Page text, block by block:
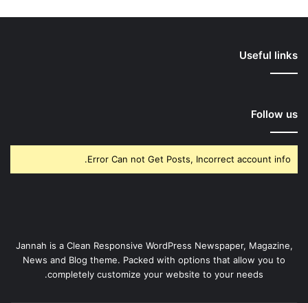
Useful links
Follow us
Error Can not Get Posts, Incorrect account info.
Jannah is a Clean Responsive WordPress Newspaper, Magazine,
News and Blog theme. Packed with options that allow you to
completely customize your website to your needs.